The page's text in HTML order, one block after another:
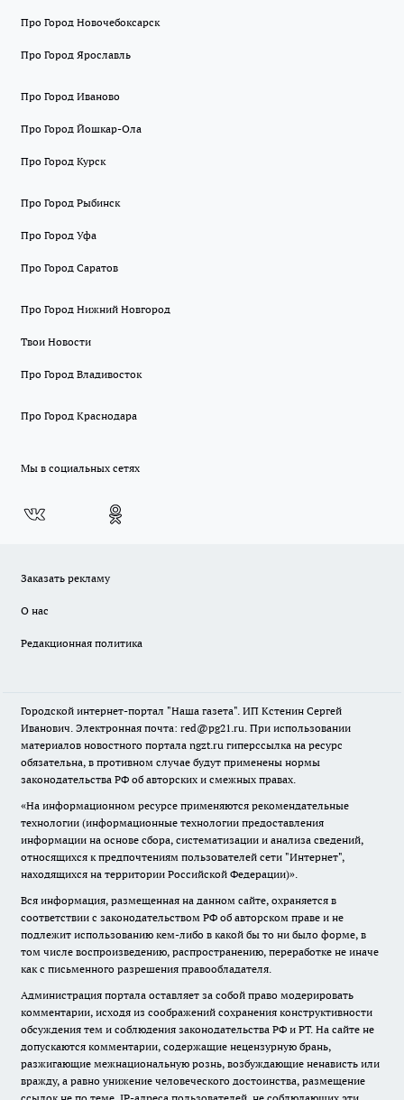
Про Город Новочебоксарск
Про Город Ярославль
Про Город Иваново
Про Город Йошкар-Ола
Про Город Курск
Про Город Рыбинск
Про Город Уфа
Про Город Саратов
Про Город Нижний Новгород
Твои Новости
Про Город Владивосток
Про Город Краснодара
Мы в социальных сетях
Заказать рекламу
О нас
Редакционная политика
Городской интернет-портал "Наша газета". ИП Кстенин Сергей
Иванович. Электронная почта: red@pg21.ru. При использовании
материалов новостного портала ngzt.ru гиперссылка на ресурс
обязательна, в противном случае будут применены нормы
законодательства РФ об авторских и смежных правах.
«На информационном ресурсе применяются рекомендательные
технологии (информационные технологии предоставления
информации на основе сбора, систематизации и анализа сведений,
относящихся к предпочтениям пользователей сети "Интернет",
находящихся на территории Российской Федерации)».
Вся информация, размещенная на данном сайте, охраняется в
соответствии с законодательством РФ об авторском праве и не
подлежит использованию кем-либо в какой бы то ни было форме, в
том числе воспроизведению, распространению, переработке не иначе
как с письменного разрешения правообладателя.
Администрация портала оставляет за собой право модерировать
комментарии, исходя из соображений сохранения конструктивности
обсуждения тем и соблюдения законодательства РФ и РТ. На сайте не
допускаются комментарии, содержащие нецензурную брань,
разжигающие межнациональную рознь, возбуждающие ненависть или
вражду, а равно унижение человеческого достоинства, размещение